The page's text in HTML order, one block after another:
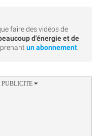
faire des vidéos de
d'énergie et de
un abonnement.